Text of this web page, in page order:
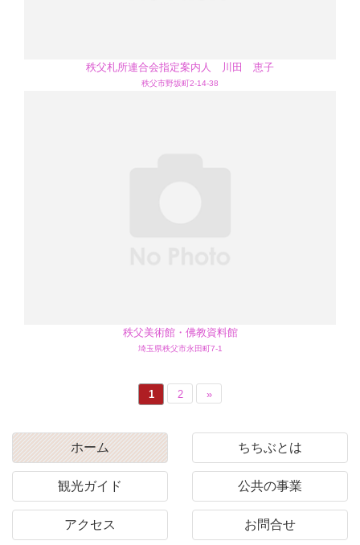
秩父札所連合会指定案内人 川田 恵子
秩父市野坂町2-14-38
秩父美術館・佛教資料館
埼玉県秩父市永田町7-1
1 2 »
ホーム ちちぶとは
観光ガイド 公共の事業
アクセス お問合せ